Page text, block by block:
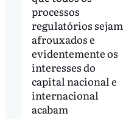
processos
regulatórios sejam
afrouxados e
evidentemente os
interesses do
capital nacional e
internacional
acabam